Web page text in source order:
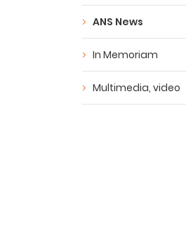
ANS News
In Memoriam
Multimedia, video